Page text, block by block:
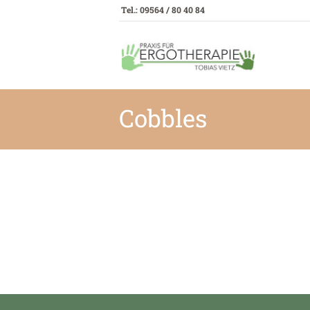
Tel.: 09564 / 80 40 84
Cobbles